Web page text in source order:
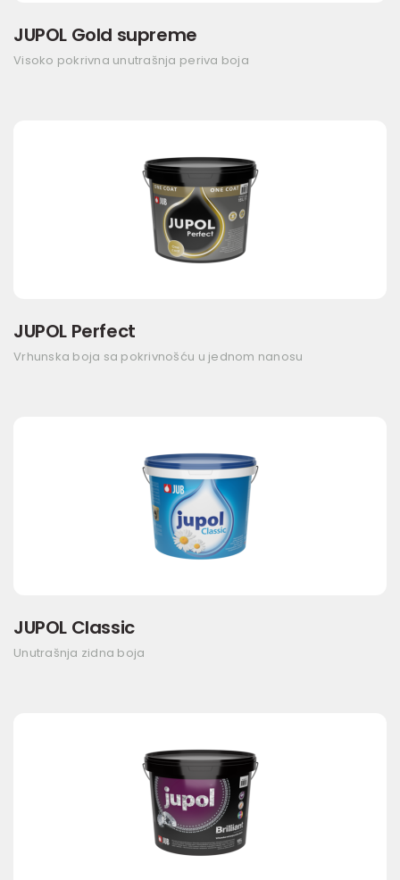
JUPOL Gold supreme
Visoko pokrivna unutrašnja periva boja
JUPOL Perfect
Vrhunska boja sa pokrivnošću u jednom nanosu
JUPOL Classic
Unutrašnja zidna boja